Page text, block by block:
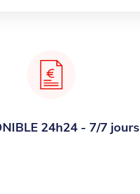
24h24 - 7/7 jours